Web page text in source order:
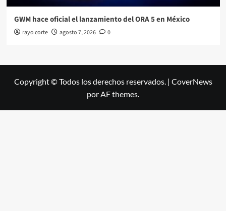
GWM hace oficial el lanzamiento del ORA 5 en México
rayo corte agosto 7, 2026 0
Copyright © Todos los derechos reservados. | CoverNews
por AF themes.